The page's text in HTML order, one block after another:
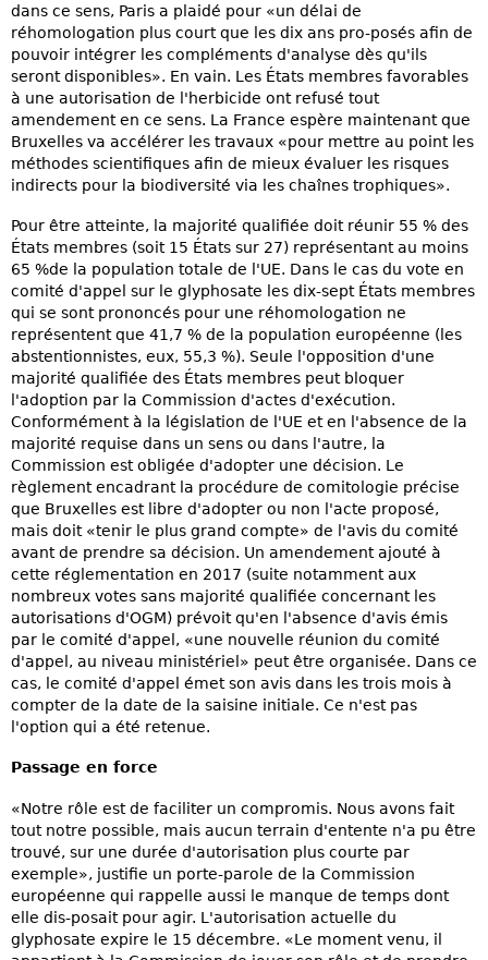
dans ce sens, Paris a plaidé pour «un délai de
réhomologation plus court que les dix ans pro-posés afin de
pouvoir intégrer les compléments d'analyse dès qu'ils
seront disponibles». En vain. Les États membres favorables
à une autorisation de l'herbicide ont refusé tout
amendement en ce sens. La France espère maintenant que
Bruxelles va accélérer les travaux «pour mettre au point les
méthodes scientifiques afin de mieux évaluer les risques
indirects pour la biodiversité via les chaînes trophiques».
Pour être atteinte, la majorité qualifiée doit réunir 55 % des
États membres (soit 15 États sur 27) représentant au moins
65 %de la population totale de l'UE. Dans le cas du vote en
comité d'appel sur le glyphosate les dix-sept États membres
qui se sont prononcés pour une réhomologation ne
représentent que 41,7 % de la population européenne (les
abstentionnistes, eux, 55,3 %). Seule l'opposition d'une
majorité qualifiée des États membres peut bloquer
l'adoption par la Commission d'actes d'exécution.
Conformément à la législation de l'UE et en l'absence de la
majorité requise dans un sens ou dans l'autre, la
Commission est obligée d'adopter une décision. Le
règlement encadrant la procédure de comitologie précise
que Bruxelles est libre d'adopter ou non l'acte proposé,
mais doit «tenir le plus grand compte» de l'avis du comité
avant de prendre sa décision. Un amendement ajouté à
cette réglementation en 2017 (suite notamment aux
nombreux votes sans majorité qualifiée concernant les
autorisations d'OGM) prévoit qu'en l'absence d'avis émis
par le comité d'appel, «une nouvelle réunion du comité
d'appel, au niveau ministériel» peut être organisée. Dans ce
cas, le comité d'appel émet son avis dans les trois mois à
compter de la date de la saisine initiale. Ce n'est pas
l'option qui a été retenue.
Passage en force
«Notre rôle est de faciliter un compromis. Nous avons fait
tout notre possible, mais aucun terrain d'entente n'a pu être
trouvé, sur une durée d'autorisation plus courte par
exemple», justifie un porte-parole de la Commission
européenne qui rappelle aussi le manque de temps dont
elle dis-posait pour agir. L'autorisation actuelle du
glyphosate expire le 15 décembre. «Le moment venu, il